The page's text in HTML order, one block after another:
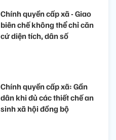
Chính quyền cấp xã - Giao
biên chế không thể chỉ căn
cứ diện tích, dân số
Chính quyền cấp xã: Gần
dân khi đủ các thiết chế an
sinh xã hội đồng bộ